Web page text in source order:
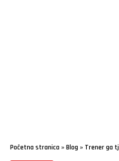
Početna stranica » Blog » Trener ga tjerao